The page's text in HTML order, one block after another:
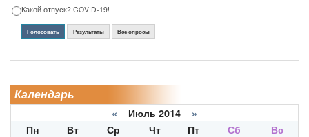
Какой отпуск? COVID-19!
Голосовать Результаты Все опросы
Календарь
« Июль 2014 »
Пн
Вт Ср Чт Пт Сб
Вс